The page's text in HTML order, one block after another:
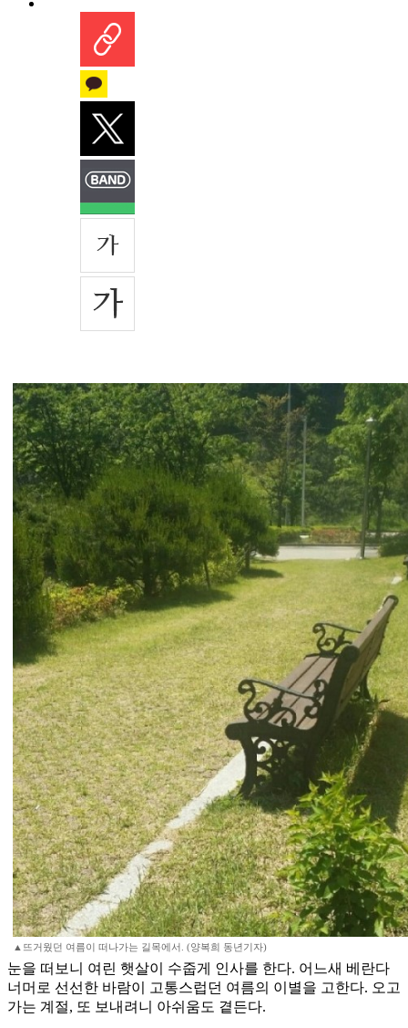
▲뜨거웠던 여름이 떠나가는 길목에서. (양복희 동년기자)
눈을 떠보니 여린 햇살이 수줍게 인사를 한다. 어느새 베란다
너머로 선선한 바람이 고통스럽던 여름의 이별을 고한다. 오고
가는 계절, 또 보내려니 아쉬움도 곁든다.